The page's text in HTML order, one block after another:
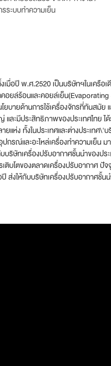
ระบบทำความเย็น
มื่อปี พ.ศ.2520 เป็นบริษัทฯในเครื
ยล์ร้อนและคอยล์เย็น
โยบายด้านการใช้เครื่องจักรที่ทัน
ละมีประสิทธิภาพของประเทศไท
ห่ง ทั้งในประเทศและต่างประเท
กรณ์และอะไหล่เครื่องทำความเย็
ริษัทเครื่องปรับอากาศชั้นนำของป
บโตของตลาดเครื่องปรับอากาศ
ให้กับบริษัทเครื่องปรับอากาศชั้นน